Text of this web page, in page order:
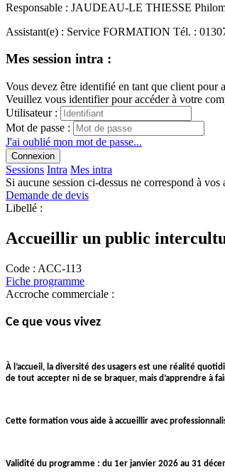
Responsable : JAUDEAU-LE THIESSE
Assistant(e) : Service FORMATION Tél. :
Mes session intra :
Vous devez être identifié en tant que client pour
Veuillez vous identifier pour accéder à votre
Utilisateur :
Mot de passe :
J'ai oublié mon mot de passe...
Connexion
Sessions Intra Mes intra
Si aucune session ci-dessus ne correspond à
Demande de devis
Libellé :
Accueillir un public
Code : ACC-113
Fiche programme
Accroche commerciale :
Ce que vous vivez
À l’accueil, la diversité des usagers est une réalité
de tout accepter ni de se braquer, mais d’apprendre à
Cette formation vous aide à accueillir avec
Validité du programme : du 1er janvier 2026 au 31